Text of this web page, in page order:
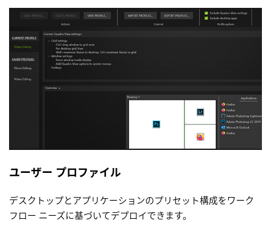
ユーザー プロファイル
デスクトップとアプリケーションのプリセット構成をワーク
フロー ニーズに基づいてデプロイできます。